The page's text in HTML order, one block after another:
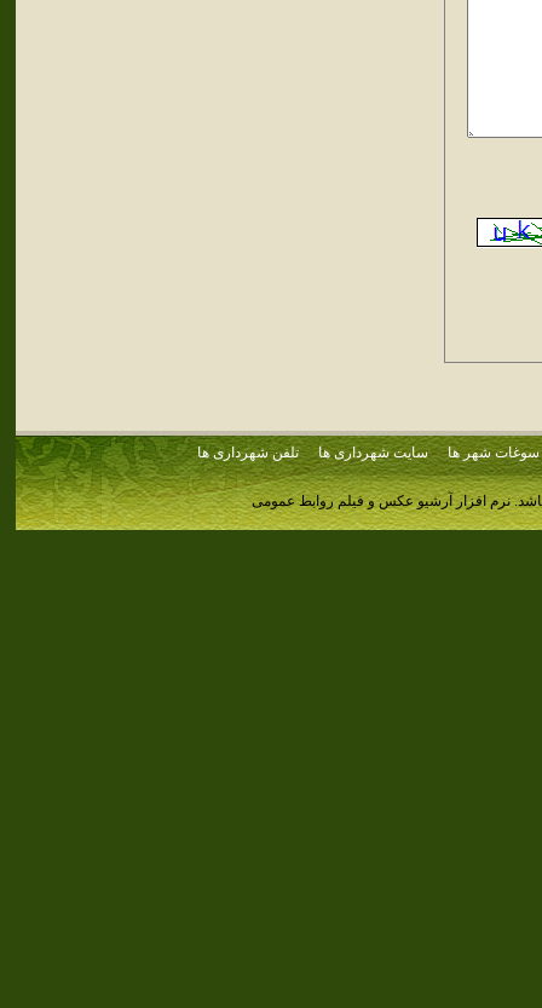
سوغات شهر ها سایت شهرداری ها تلفن شهرداری ها
نرم افزار آرشیو عکس و فیلم روابط عمومی